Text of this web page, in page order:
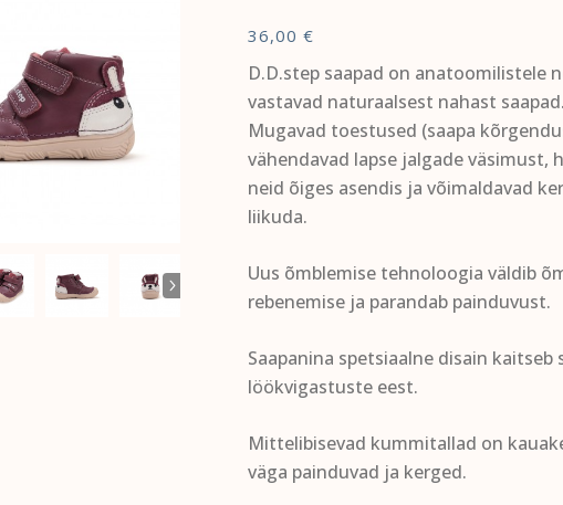
36,00 €
D.D.step saapad on anatoomilistele
vastavad naturaalsest nahast saapad.
Mugavad toestused (saapa
vähendavad lapse jalgade väsimust,
neid õiges asendis ja võimaldavad
liikuda.
Uus õmblemise tehnoloogia väldib
rebenemise ja parandab painduvust.
Saapanina spetsiaalne disain kaitseb
löökvigastuste eest.
Mittelibisevad kummitallad on
väga painduvad ja kerged.